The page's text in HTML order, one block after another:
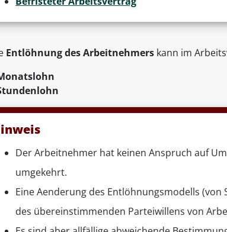
Entlöhnung des Arbeitnehmers kann im
Der Arbeitnehmer hat keinen Anspruch auf
umgekehrt.
Eine Aenderung des Entlöhnungsmodells
des übereinstimmenden Parteiwillens von